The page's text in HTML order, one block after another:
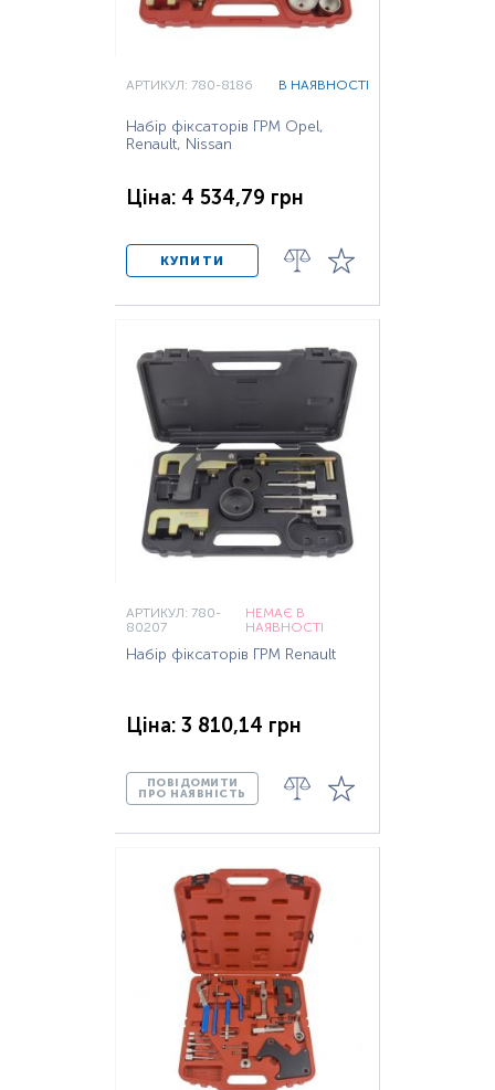
АРТИКУЛ: 780-8186 В НАЯВНОСТІ
Набір фіксаторів ГРМ Opel,
Renault, Nissan
Ціна: 4 534,79 грн
КУПИТИ
АРТИКУЛ: 780-
80207
НЕМАЄ В
НАЯВНОСТІ
Набір фіксаторів ГРМ Renault
Ціна: 3 810,14 грн
ПОВІДОМИТИ
ПРО НАЯВНІСТЬ